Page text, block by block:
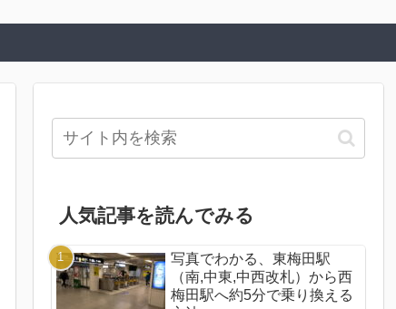
人気記事を読んでみる
写真でわかる、東梅田駅
（南,中東,中西改札）から西
梅田駅へ約5分で乗り換える